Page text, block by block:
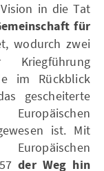
in die Tat
für
wodurch zwei
im Rückblick
gescheiterte
ist. Mit
der Weg hin